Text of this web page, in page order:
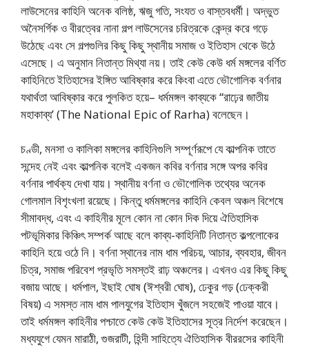
লাউসেনের কাহিনি অনেক বলিষ্ঠ, ঋজু গতি, সংযত ও বাস্তবধর্মী। অদ্ভুত
অনৈসর্গিক ও বীরত্বের নানা গল্প লাউসেনের চরিত্রকে কেন্দ্র করে গড়ে
উঠেছে এবং সে গল্পগুলির কিছু কিছু স্থানীয় সমাজ ও ইতিহাস থেকে উঠে
এসেছে। এ অনুমান নিতান্ত মিথ্যা নয়। তাই কেউ কেউ ধর্ম মঙ্গলের বর্ণিত‌
কাহিনিতে ইতিহাসের ইঙ্গিত আবিষ্কার করে কিংবা এতে ভৌগোলিক বর্ণনার
যথার্থতা আবিষ্কার করে পুলকিত হয়ে– ধর্মমঙ্গল কাব্যকে “রাঢ়ের জাতীয়
মহাকাব্য’ (The National Epic of Rarha) বলেছেন।
চণ্ডী, মনসা ও কালিকা মঙ্গলের কাহিনিগুলি সম্পূর্ণরূপে যে কাল্পনিক তাতে
সন্দেহ নেই এবং কাল্পনিক বলেই একজন কবির বর্ণনার সঙ্গে অপর কবির
বর্ণনার পার্থক্য দেখা যায়। স্থানীয় বর্ণনা ও ভৌগোলিক তথ্যের অনেক
গোলমাল বিশৃংখলা রয়েছে। কিন্তু ধর্মমঙ্গলের কাহিনি কেবল অঞ্চল বিশেষে
সীমাবদ্ধ, এবং এ কাহিনীর মূলে কোন না কোন দিক দিয়ে ঐতিহাসিক
পটভূমিকার কিঞ্চিৎ সম্পর্ক আছে বলে কাব্য-কাহিনিটি নিতান্ত কল্পলোকের
কাহিনি হয়ে ওঠে নি। বর্ণনা স্থানের নাম ধাম পরিচয়, আচার, ব্যবহার, জীবন
চিত্র, সমাজ পরিবেশ প্রভৃতি সমস্তই রাঢ় অঞ্চলের। এখনও এর কিছু কিছু
বজায় আছে। ধর্মপাল, ইছাই ঘোষ (ঈশ্বরী ঘোষ), ঢেকুর গড় (ঢেক্করী
বিষয়) এ সমস্ত নাম ধাম পালযুগের ইতিহাস খুঁজলে সহজেই পাওয়া যাবে।
তাই ধর্মমঙ্গল কাহিনীর পশ্চাতে কেউ কেউ ইতিহাসের সূত্র নির্দেশ করেছেন।
মধ্যযুগে যেমন মারাঠী, গুজরাটী, হিন্দী সাহিত্যে ঐতিহাসিক বীররসের কাহিনী